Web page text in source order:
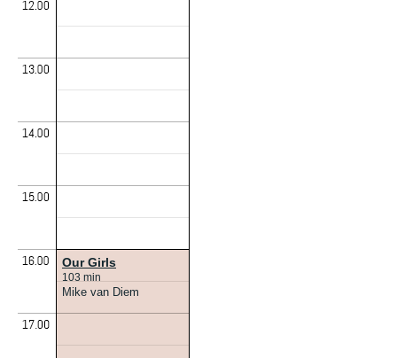
Our Girls
103 min
Mike van Diem